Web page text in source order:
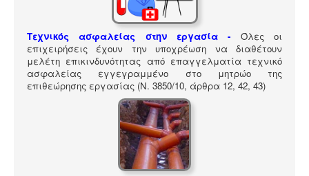
Αναζήτηση
Τεχνικός ασφαλείας στην εργασία -
Όλες οι
επιχειρήσεις έχουν την υποχρέωση να διαθέτουν
μελέτη επικινδυνότητας από επαγγελματία τεχνικό
ασφαλείας εγγεγραμμένο στο μητρώο της
επιθεώρησης εργασίας (Ν. 3850/10, άρθρα 12, 42, 43)